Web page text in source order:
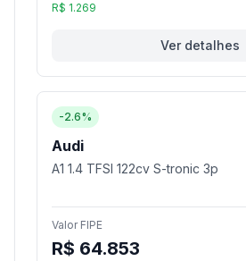
R$ 1.269
Ver detalhes
-2.6%
Audi
A1 1.4 TFSI 122cv S-tronic 3p
Valor FIPE
R$ 64.853